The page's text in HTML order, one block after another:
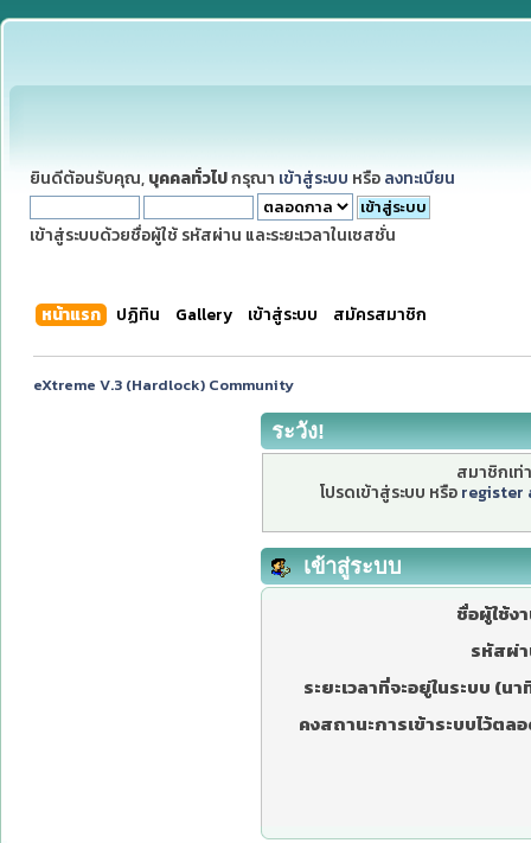
ยินดีต้อนรับคุณ, บุคคลทั่วไปกรุณา เข้าสู่ระบบ หรือ ลงทะเบียน
เข้าสู่ระบบด้วยชื่อผู้ใช้ รหัสผ่าน และระยะเวลาในเซสชั่น
หน้าแรก ปฏิทิน Gallery เข้าสู่ระบบ สมัครสมาชิก
eXtreme V.3 (Hardlock) Community
ระวัง!
สมาชิกเท่
โปรดเข้าสู่ระบบ หรือ register
เข้าสู่ระบบ
ชื่อผู้ใช้ง
รหัสผ่
ระยะเวลาที่จะอยู่ในระบบ (นา
คงสถานะการเข้าระบบไว้ตล